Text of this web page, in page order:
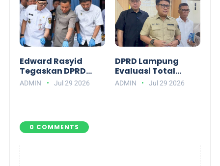
Edward Rasyid
Tegaskan DPRD
Lampung Dukung
ADMIN Jul 29 2026
DPRD Lampung
Evaluasi Total
APBD: Soroti Alkes
ADMIN Jul 29 2026
0 COMMENTS